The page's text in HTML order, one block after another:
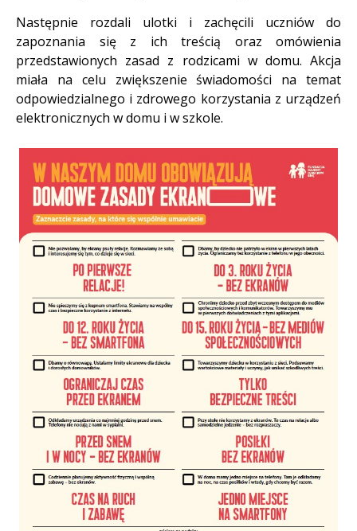
Następnie rozdali ulotki i zachęcili uczniów do
zapoznania się z ich treścią oraz omówienia
przedstawionych zasad z rodzicami w domu. Akcja
miała na celu zwiększenie świadomości na temat
odpowiedzialnego i zdrowego korzystania z urządzeń
elektronicznych w domu i w szkole.